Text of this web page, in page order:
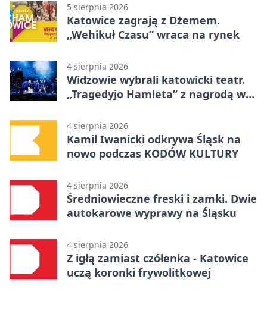
5 sierpnia 2026
Katowice zagrają z Dżemem.
„Wehikuł Czasu” wraca na rynek
4 sierpnia 2026
Widzowie wybrali katowicki teatr.
„Tragedyjo Hamleta” z nagrodą w
4 sierpnia 2026
Kamil Iwanicki odkrywa Śląsk na
nowo podczas KODÓW KULTURY
4 sierpnia 2026
Średniowieczne freski i zamki. Dwie
autokarowe wyprawy na Śląsku
4 sierpnia 2026
Z igłą zamiast czółenka - Katowice
uczą koronki frywolitkowej